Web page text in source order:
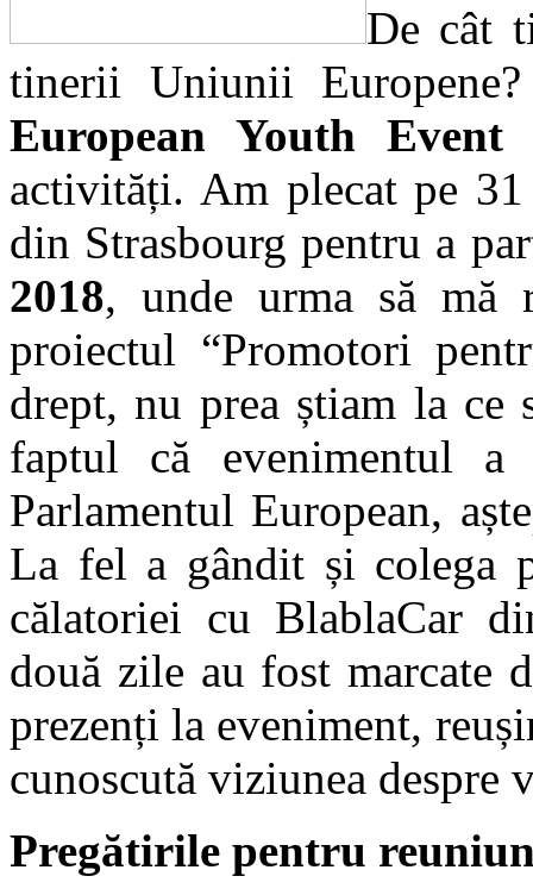
De cât
tinerii Uniunii
European Youth Event
activități. Am plecat pe
din Strasbourg pentru a
2018, unde urma să mă
proiectul “Promotori
drept, nu prea știam la ce
faptul că evenimentul
Parlamentul European,
La fel a gândit și colega
călatoriei cu BlablaCar
două zile au fost marcate
prezenți la eveniment,
cunoscută viziunea
Pregătirile pentru